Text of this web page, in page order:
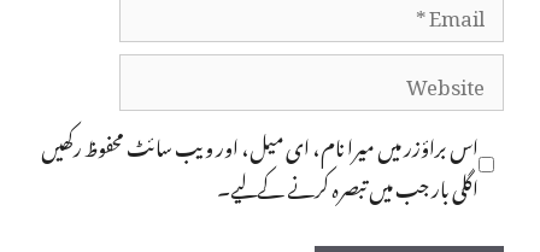
Website
اس براؤزر میں میرا نام، ای میل، اور ویب سائٹ محفوظ رکھیں
اگلی بار جب میں تبصرہ کرنے کےلیے۔